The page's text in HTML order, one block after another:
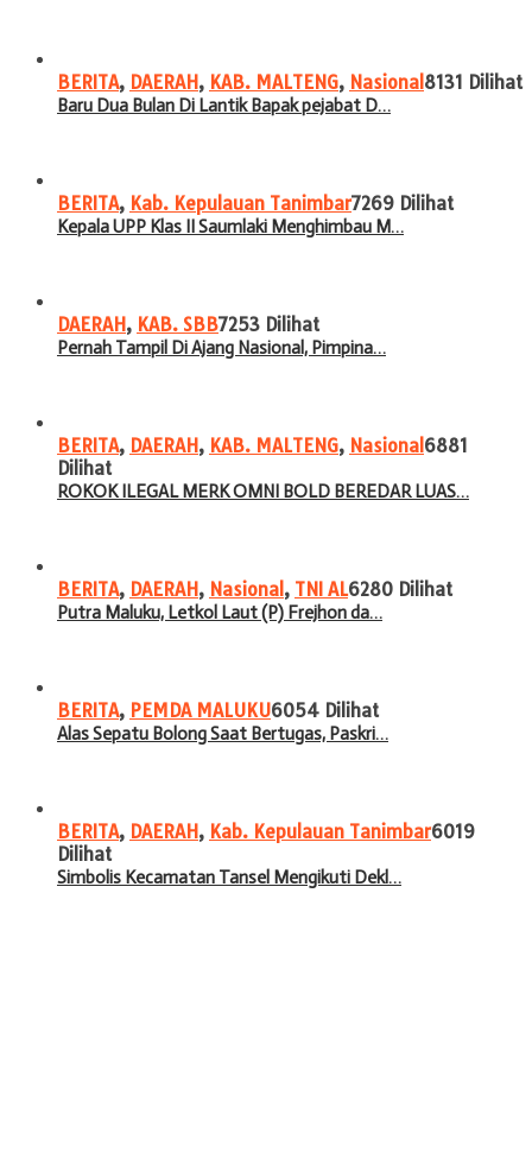
BERITA, DAERAH, KAB. MALTENG, Nasional 8131 Dilihat
Baru Dua Bulan Di Lantik Bapak pejabat D…
BERITA, Kab. Kepulauan Tanimbar7269 Dilihat
Kepala UPP Klas II Saumlaki Menghimbau M…
DAERAH, KAB. SBB7253 Dilihat
Pernah Tampil Di Ajang Nasional, Pimpina…
BERITA, DAERAH, KAB. MALTENG, Nasional 6881
Dilihat
ROKOK ILEGAL MERK OMNI BOLD BEREDAR LUAS…
BERITA, DAERAH, Nasional , TNI AL6280 Dilihat
Putra Maluku, Letkol Laut (P) Frejhon da…
BERITA, PEMDA MALUKU6054 Dilihat
Alas Sepatu Bolong Saat Bertugas, Paskri…
BERITA, DAERAH, Kab. Kepulauan Tanimbar6019
Dilihat
Simbolis Kecamatan Tansel Mengikuti Dekl…